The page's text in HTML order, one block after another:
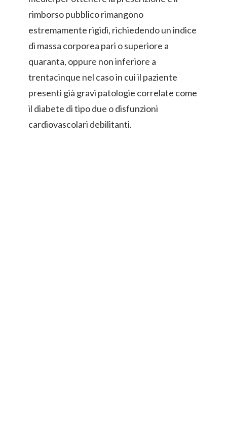
rimborso pubblico rimangono
estremamente rigidi, richiedendo un indice
di massa corporea pari o superiore a
quaranta, oppure non inferiore a
trentacinque nel caso in cui il paziente
presenti già gravi patologie correlate come
il diabete di tipo due o disfunzioni
cardiovascolari debilitanti.